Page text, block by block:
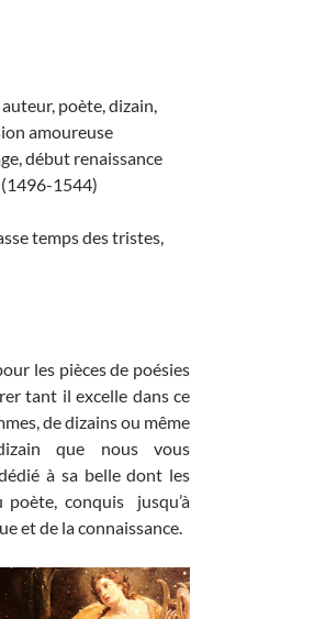
poète, dizain,
amoureuse
début renaissance
1544)
temps des tristes,
les pièces de poésies
tant il excelle dans ce
de dizains ou même
que nous vous
à sa belle dont les
conquis jusqu’à
et de la connaissance.